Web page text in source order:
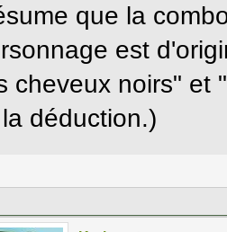
que la
est
cheveux noirs" et
déduction.)